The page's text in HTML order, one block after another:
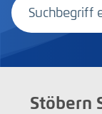
Stöbern